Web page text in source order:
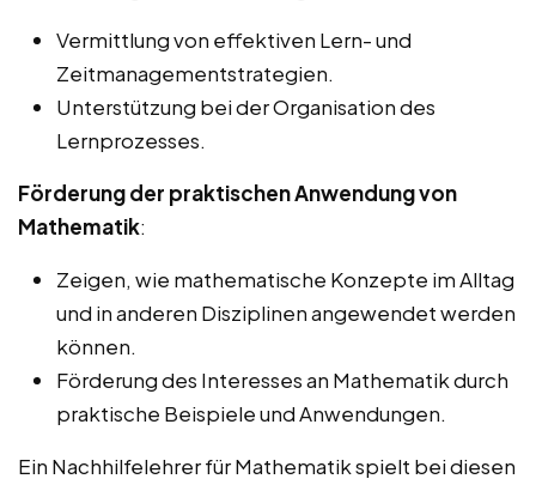
Vermittlung von effektiven Lern- und
Zeitmanagementstrategien.
Unterstützung bei der Organisation des
Lernprozesses.
Förderung der praktischen Anwendung von
Mathematik:
Zeigen, wie mathematische Konzepte im Alltag
und in anderen Disziplinen angewendet werden
können.
Förderung des Interesses an Mathematik durch
praktische Beispiele und Anwendungen.
Ein Nachhilfelehrer für Mathematik spielt bei diesen